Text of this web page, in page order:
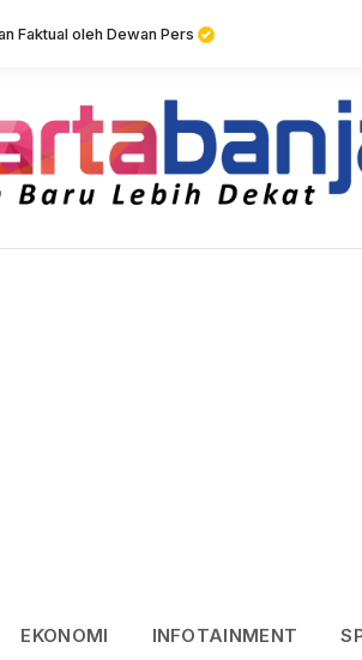
Faktual oleh Dewan Pers
EKONOMI INFOTAINMENT